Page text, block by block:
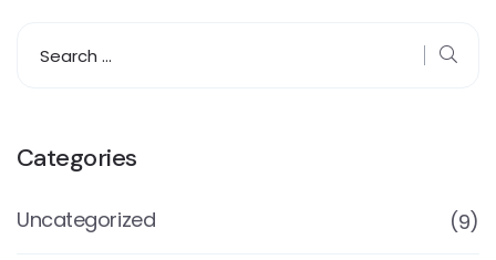
Categories
Uncategorized (9)